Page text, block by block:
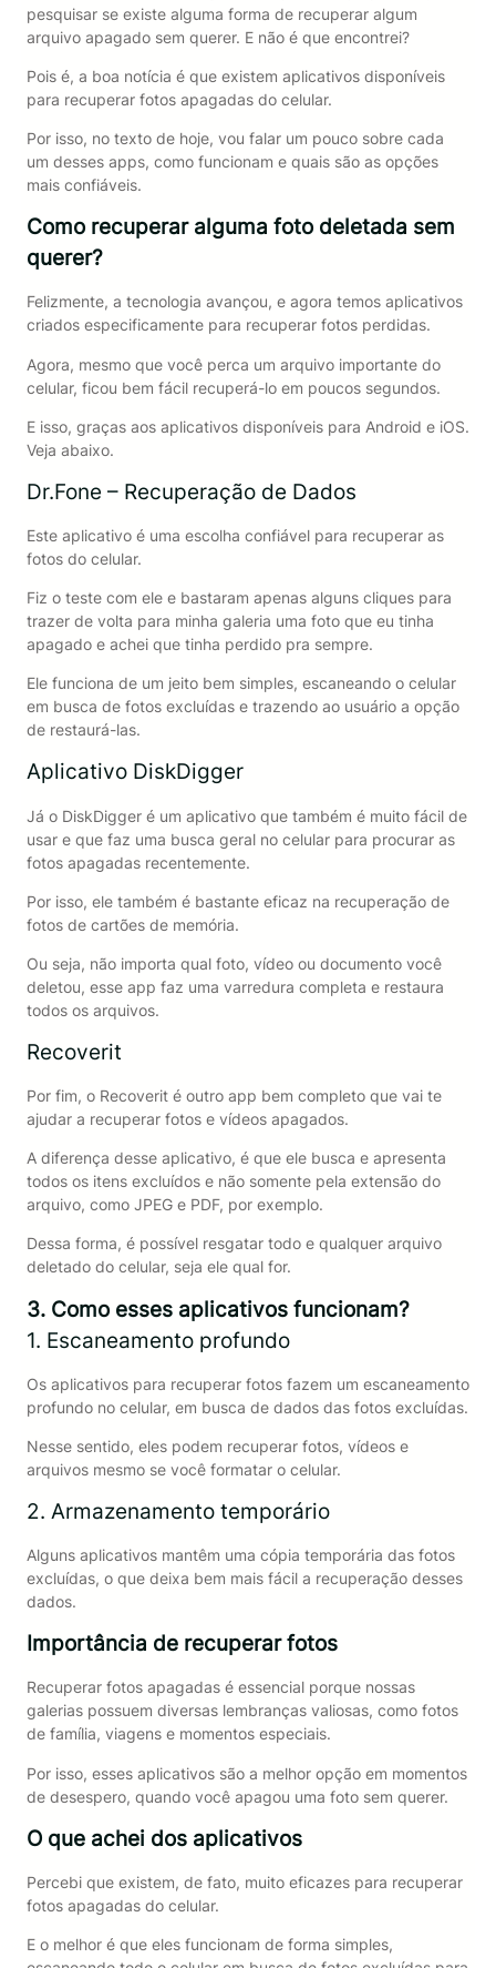
pesquisar se existe alguma forma de recuperar algum
arquivo apagado sem querer. E não é que encontrei?
Pois é, a boa notícia é que existem aplicativos disponíveis
para recuperar fotos apagadas do celular.
Por isso, no texto de hoje, vou falar um pouco sobre cada
um desses apps, como funcionam e quais são as opções
mais confiáveis.
Como recuperar alguma foto deletada sem
querer?
Felizmente, a tecnologia avançou, e agora temos aplicativos
criados especificamente para recuperar fotos perdidas.
Agora, mesmo que você perca um arquivo importante do
celular, ficou bem fácil recuperá-lo em poucos segundos.
E isso, graças aos aplicativos disponíveis para Android e iOS.
Veja abaixo.
Dr.Fone – Recuperação de Dados
Este aplicativo é uma escolha confiável para recuperar as
fotos do celular.
Fiz o teste com ele e bastaram apenas alguns cliques para
trazer de volta para minha galeria uma foto que eu tinha
apagado e achei que tinha perdido pra sempre.
Ele funciona de um jeito bem simples, escaneando o celular
em busca de fotos excluídas e trazendo ao usuário a opção
de restaurá-las.
Aplicativo DiskDigger
Já o DiskDigger é um aplicativo que também é muito fácil de
usar e que faz uma busca geral no celular para procurar as
fotos apagadas recentemente.
Por isso, ele também é bastante eficaz na recuperação de
fotos de cartões de memória.
Ou seja, não importa qual foto, vídeo ou documento você
deletou, esse app faz uma varredura completa e restaura
todos os arquivos.
Recoverit
Por fim, o Recoverit é outro app bem completo que vai te
ajudar a recuperar fotos e vídeos apagados.
A diferença desse aplicativo, é que ele busca e apresenta
todos os itens excluídos e não somente pela extensão do
arquivo, como JPEG e PDF, por exemplo.
Dessa forma, é possível resgatar todo e qualquer arquivo
deletado do celular, seja ele qual for.
3. Como esses aplicativos funcionam?
1. Escaneamento profundo
Os aplicativos para recuperar fotos fazem um escaneamento
profundo no celular, em busca de dados das fotos excluídas.
Nesse sentido, eles podem recuperar fotos, vídeos e
arquivos mesmo se você formatar o celular.
2. Armazenamento temporário
Alguns aplicativos mantêm uma cópia temporária das fotos
excluídas, o que deixa bem mais fácil a recuperação desses
dados.
Importância de recuperar fotos
Recuperar fotos apagadas é essencial porque nossas
galerias possuem diversas lembranças valiosas, como fotos
de família, viagens e momentos especiais.
Por isso, esses aplicativos são a melhor opção em momentos
de desespero, quando você apagou uma foto sem querer.
O que achei dos aplicativos
Percebi que existem, de fato, muito eficazes para recuperar
fotos apagadas do celular.
E o melhor é que eles funcionam de forma simples,